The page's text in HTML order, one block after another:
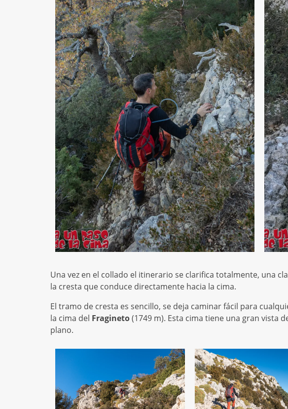
Una vez en el collado el itinerario se clarifica totalmente, una
la cresta que conduce directamente hacia la cima.
El tramo de cresta es sencillo, se deja caminar fácil para
la cima del Fragineto(1749 m). Esta cima tiene una gran vista
plano.